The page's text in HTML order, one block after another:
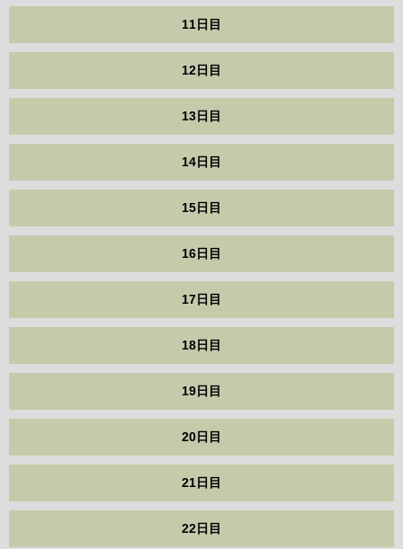
11日目
12日目
13日目
14日目
15日目
16日目
17日目
18日目
19日目
20日目
21日目
22日目